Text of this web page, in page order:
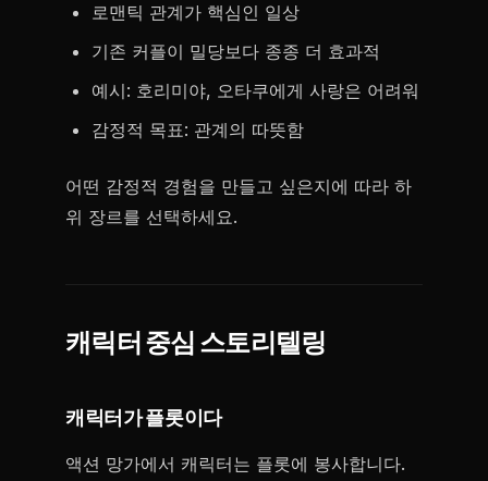
로맨틱 관계가 핵심인 일상
기존 커플이 밀당보다 종종 더 효과적
예시: 호리미야, 오타쿠에게 사랑은 어려워
감정적 목표: 관계의 따뜻함
어떤 감정적 경험을 만들고 싶은지에 따라 하
위 장르를 선택하세요.
캐릭터 중심 스토리텔링
캐릭터가 플롯이다
액션 망가에서 캐릭터는 플롯에 봉사합니다.